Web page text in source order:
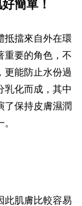
簡單！
抵擋來自外在環
重要的角色，不
更能防止水份過
乳化而成，其中
了保持皮膚濕潤
此肌膚比較容易